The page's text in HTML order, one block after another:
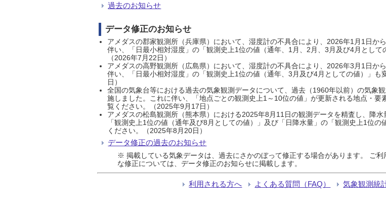
過去のお知らせ
データ修正のお知らせ
アメダスの郡家観測所（兵庫県）において、湿度計の不具合により、2026年1月1日か
伴い、「日最小相対湿度」の「観測史上1位の値（通年、1月、2月、3月及び4月として
（2026年7月22日）
アメダスの高野観測所（広島県）において、湿度計の不具合により、2026年3月1日か
伴い、「日最小相対湿度」の「観測史上1位の値（通年、3月及び4月としての値）」
日）
全国の気象台等における過去の気象観測データについて、過去（1960年以前）の気象
施しました。これに伴い、「地点ごとの観測史上1～10位の値」が更新される地点・要
覧ください。（2025年9月17日）
アメダスの松島観測所（熊本県）における2025年8月11日の観測データを精査し、降
「観測史上1位の値（通年及び8月としての値）」及び「日降水量」の「観測史上1位
ください。（2025年8月20日）
データ修正の過去のお知らせ
※ 掲載している気象データは、過去にさかのぼって修正する場合があります。 ご
な修正については、データ修正のお知らせに掲載します。
利用される方へ よくある質問（FAQ） 気象観測統